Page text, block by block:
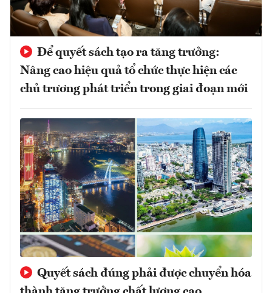
Để quyết sách tạo ra tăng trưởng:
Nâng cao hiệu quả tổ chức thực hiện các
chủ trương phát triển trong giai đoạn mới
Quyết sách đúng phải được chuyển hóa